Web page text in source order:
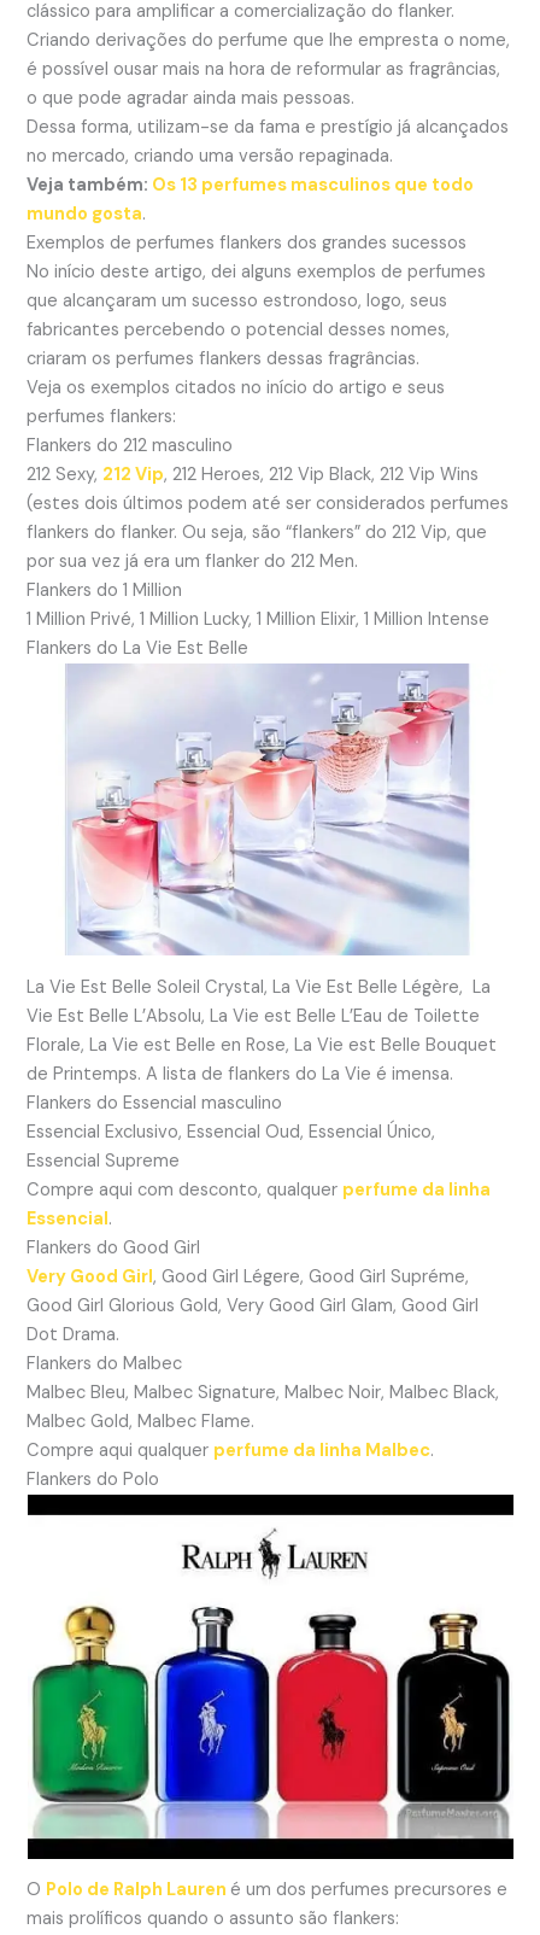
clássico para amplificar a comercialização do flanker.
Criando derivações do perfume que lhe empresta o nome,
é possível ousar mais na hora de reformular as fragrâncias,
o que pode agradar ainda mais pessoas.
Dessa forma, utilizam-se da fama e prestígio já alcançados
no mercado, criando uma versão repaginada.
Veja também: Os 13 perfumes masculinos que todo
mundo gosta.
Exemplos de perfumes flankers dos grandes sucessos
No início deste artigo, dei alguns exemplos de perfumes
que alcançaram um sucesso estrondoso, logo, seus
fabricantes percebendo o potencial desses nomes,
criaram os perfumes flankers dessas fragrâncias.
Veja os exemplos citados no início do artigo e seus
perfumes flankers:
Flankers do 212 masculino
212 Sexy, 212 Vip, 212 Heroes, 212 Vip Black, 212 Vip Wins
(estes dois últimos podem até ser considerados perfumes
flankers do flanker. Ou seja, são “flankers” do 212 Vip, que
por sua vez já era um flanker do 212 Men.
Flankers do 1 Million
1 Million Privé, 1 Million Lucky, 1 Million Elixir, 1 Million Intense
Flankers do La Vie Est Belle
La Vie Est Belle Soleil Crystal, La Vie Est Belle Légère, La
Vie Est Belle L’Absolu, La Vie est Belle L’Eau de Toilette
Florale, La Vie est Belle en Rose, La Vie est Belle Bouquet
de Printemps. A lista de flankers do La Vie é imensa.
Flankers do Essencial masculino
Essencial Exclusivo, Essencial Oud, Essencial Único,
Essencial Supreme
Compre aqui com desconto, qualquer perfume da linha
Essencial.
Flankers do Good Girl
Very Good Girl, Good Girl Légere, Good Girl Supréme,
Good Girl Glorious Gold, Very Good Girl Glam, Good Girl
Dot Drama.
Flankers do Malbec
Malbec Bleu, Malbec Signature, Malbec Noir, Malbec Black,
Malbec Gold, Malbec Flame.
Compre aqui qualquer perfume da linha Malbec.
Flankers do Polo
O Polo de Ralph Lauren é um dos perfumes precursores e
mais prolíficos quando o assunto são flankers: